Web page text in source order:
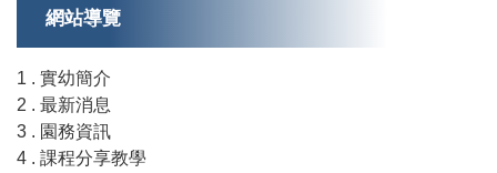
網站導覽
1 . 實幼簡介
2 . 最新消息
3 . 園務資訊
4 . 課程分享教學